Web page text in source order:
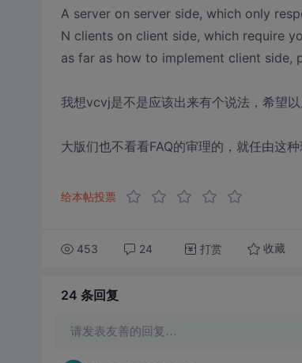
A server on server side, which only
N clients on client side, which require
as far as how to implement client
我想vcvj是不是应该出来有个说法，希望
大版们也不看看FAQ的审理的，就任由这
给本帖投票
453 24 打赏 收藏
24 条回复
请发表友善的回复…